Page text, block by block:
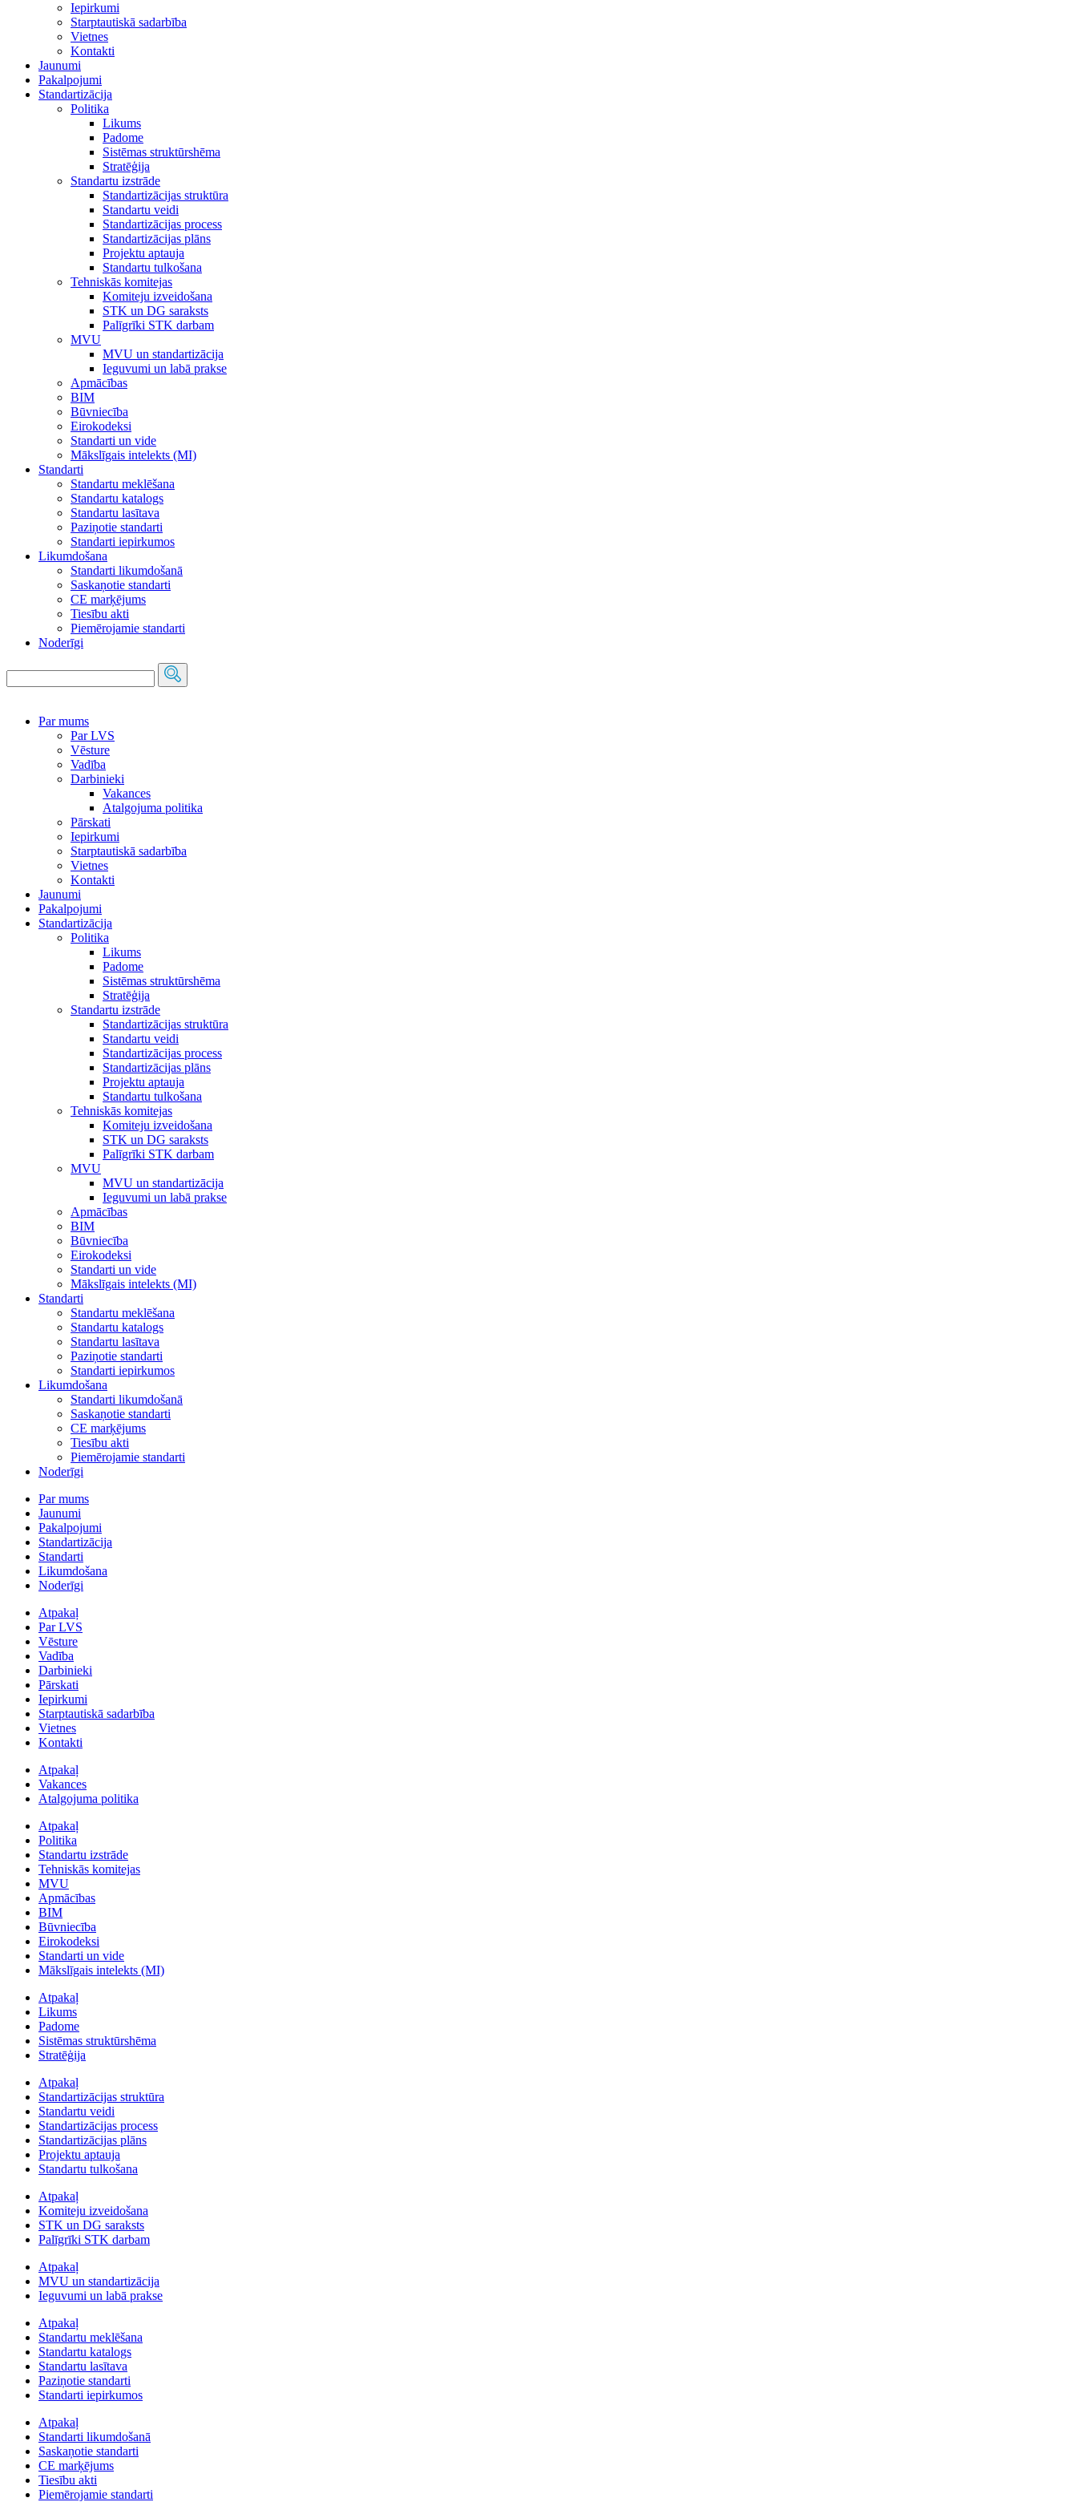
Iepirkumi
Starptautiskā sadarbība
Vietnes
Kontakti
Jaunumi
Pakalpojumi
Standartizācija
Politika
Likums
Padome
Sistēmas struktūrshēma
Stratēģija
Standartu izstrāde
Standartizācijas struktūra
Standartu veidi
Standartizācijas process
Standartizācijas plāns
Projektu aptauja
Standartu tulkošana
Tehniskās komitejas
Komiteju izveidošana
STK un DG saraksts
Palīgrīki STK darbam
MVU
MVU un standartizācija
Ieguvumi un labā prakse
Apmācības
BIM
Būvniecība
Eirokodeksi
Standarti un vide
Mākslīgais intelekts (MI)
Standarti
Standartu meklēšana
Standartu katalogs
Standartu lasītava
Paziņotie standarti
Standarti iepirkumos
Likumdošana
Standarti likumdošanā
Saskaņotie standarti
CE marķējums
Tiesību akti
Piemērojamie standarti
Noderīgi
Par mums
Par LVS
Vēsture
Vadība
Darbinieki
Vakances
Atalgojuma politika
Pārskati
Iepirkumi
Starptautiskā sadarbība
Vietnes
Kontakti
Jaunumi
Pakalpojumi
Standartizācija
Politika
Likums
Padome
Sistēmas struktūrshēma
Stratēģija
Standartu izstrāde
Standartizācijas struktūra
Standartu veidi
Standartizācijas process
Standartizācijas plāns
Projektu aptauja
Standartu tulkošana
Tehniskās komitejas
Komiteju izveidošana
STK un DG saraksts
Palīgrīki STK darbam
MVU
MVU un standartizācija
Ieguvumi un labā prakse
Apmācības
BIM
Būvniecība
Eirokodeksi
Standarti un vide
Mākslīgais intelekts (MI)
Standarti
Standartu meklēšana
Standartu katalogs
Standartu lasītava
Paziņotie standarti
Standarti iepirkumos
Likumdošana
Standarti likumdošanā
Saskaņotie standarti
CE marķējums
Tiesību akti
Piemērojamie standarti
Noderīgi
Par mums
Jaunumi
Pakalpojumi
Standartizācija
Standarti
Likumdošana
Noderīgi
Atpakaļ
Par LVS
Vēsture
Vadība
Darbinieki
Pārskati
Iepirkumi
Starptautiskā sadarbība
Vietnes
Kontakti
Atpakaļ
Vakances
Atalgojuma politika
Atpakaļ
Politika
Standartu izstrāde
Tehniskās komitejas
MVU
Apmācības
BIM
Būvniecība
Eirokodeksi
Standarti un vide
Mākslīgais intelekts (MI)
Atpakaļ
Likums
Padome
Sistēmas struktūrshēma
Stratēģija
Atpakaļ
Standartizācijas struktūra
Standartu veidi
Standartizācijas process
Standartizācijas plāns
Projektu aptauja
Standartu tulkošana
Atpakaļ
Komiteju izveidošana
STK un DG saraksts
Palīgrīki STK darbam
Atpakaļ
MVU un standartizācija
Ieguvumi un labā prakse
Atpakaļ
Standartu meklēšana
Standartu katalogs
Standartu lasītava
Paziņotie standarti
Standarti iepirkumos
Atpakaļ
Standarti likumdošanā
Saskaņotie standarti
CE marķējums
Tiesību akti
Piemērojamie standarti